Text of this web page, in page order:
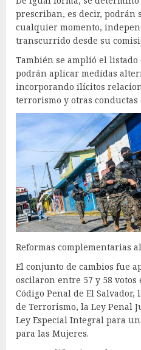
prescriban, es decir, podrán
cualquier momento,
transcurrido desde su
También se amplió el
podrán aplicar medidas
incorporando ilícitos
terrorismo y otras conductas
Reformas complementarias
El conjunto de cambios fue
oscilaron entre 57 y 58
Código Penal de El Salvador,
de Terrorismo, la Ley Penal
Ley Especial Integral para
para las Mujeres.